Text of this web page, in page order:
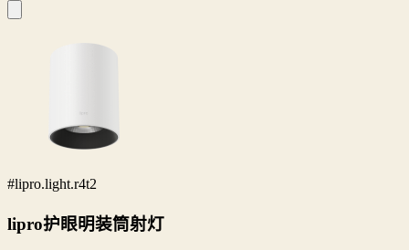
#lipro.light.r4t2
lipro护眼明装筒射灯